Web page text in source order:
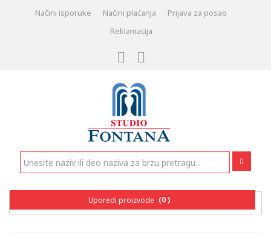
Načini isporuke Načini plaćanja
Prijava za posao
Reklamacija
Uporedi proizvode (0 )